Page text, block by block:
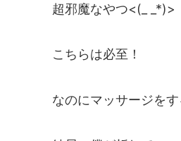
超邪魔なやつ<(_ _*)>
こちらは必至！
なのにマッサージを